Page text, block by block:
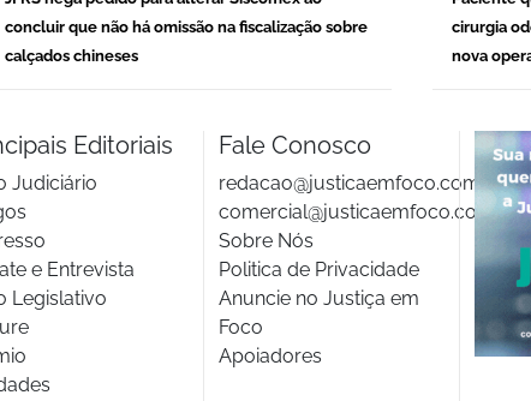
concluir que não há omissão na fiscalização sobre
calçados chineses
cirurgia
nova
Editoriais
Judiciário
e Entrevista
Legislativo
Fale Conosco
redacao@justicaemfoco.com.br
comercial@justicaemfoco.com.br
Sobre Nós
Politica de Privacidade
Anuncie no Justiça em
Foco
Apoiadores